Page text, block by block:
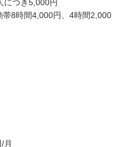
につき5,000円
8時間4,000円、4時間2,000
月